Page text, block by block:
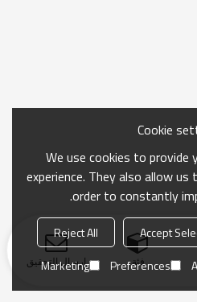
فئة ارسال التحقيق
Cookie
We use cookies to
experience. They also allow us
order to constantly
Accept
Reject All
Preferences
Marketing